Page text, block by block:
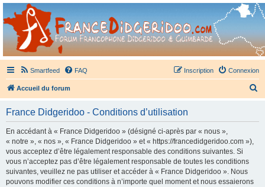
France Didgeridoo
Didgeridoo et Guimbarde sur France Didgeridoo - retrouvez la communauté.
Smartfeed FAQ Connexion
Inscription
Accueil du forum
France Didgeridoo - Conditions d’utilisation
En accédant à « France Didgeridoo » (désigné ci-après par « nous »,
« notre », « nos », « France Didgeridoo » et « https://francedidgeridoo.com »),
vous acceptez d’être légalement responsable des conditions suivantes. Si
vous n’acceptez pas d’être légalement responsable de toutes les conditions
suivantes, veuillez ne pas utiliser et accéder à « France Didgeridoo ». Nous
pouvons modifier ces conditions à n’importe quel moment et nous essaierons